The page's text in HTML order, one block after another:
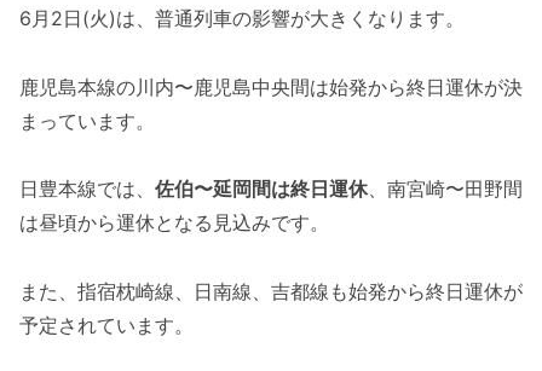
6月2日(火)は、普通列車の影響が大きくなります。
鹿児島本線の川内〜鹿児島中央間は始発から終日運休が決
まっています。
日豊本線では、 佐伯〜延岡間は終日運休、南宮崎〜田野間
は昼頃から運休となる見込みです。
また、指宿枕崎線、日南線、吉都線も始発から終日運休が
予定されています。